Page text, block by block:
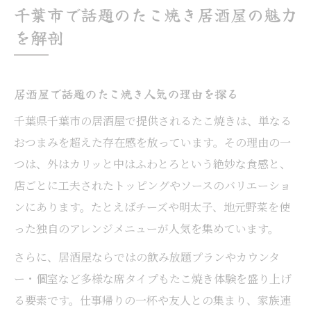
千葉市で話題のたこ焼き居酒屋の魅力
を解剖
居酒屋で話題のたこ焼き人気の理由を探る
千葉県千葉市の居酒屋で提供されるたこ焼きは、単なる
おつまみを超えた存在感を放っています。その理由の一
つは、外はカリッと中はふわとろという絶妙な食感と、
店ごとに工夫されたトッピングやソースのバリエーショ
ンにあります。たとえばチーズや明太子、地元野菜を使
った独自のアレンジメニューが人気を集めています。
さらに、居酒屋ならではの飲み放題プランやカウンタ
ー・個室など多様な席タイプもたこ焼き体験を盛り上げ
る要素です。仕事帰りの一杯や友人との集まり、家族連